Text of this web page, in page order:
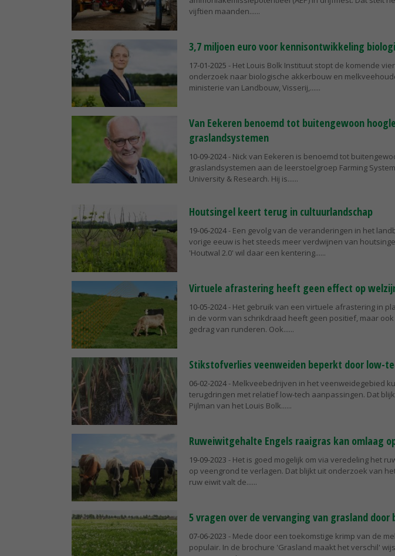
vijftien maanden...
3,7 miljoen euro voor kennisontwikkeling
17-01-2025 - Het Louis Bolk Instituut stopt de komende
onderzoek naar biologische akkerbouw en
ministerie van Landbouw, Visserij,...
Van Eekeren benoemd tot buitengewoon
graslandsystemen
10-09-2024- Nick van Eekeren is benoemd tot
graslandsystemen aan de leerstoelgroep Farming
University & Research. Hij is...
Houtsingel keert terug in cultuurlandschap
19-06-2024- Een gevolg van de veranderingen in het
vorige eeuw is het steeds meer verdwijnen van
'Houtwal 2.0' wil daar een kentering...
Virtuele afrastering heeft geen effect op
10-05-2024- Het gebruik van een virtuele afrastering in
in de vorm van schrikdraad heeft geen positief, maar
gedrag van runderen. Ook...
Stikstofverlies veenweiden beperkt door low-
06-02-2024- Melkveebedrijven in het veenweidegebied
terugdringen met relatief low-tech aanpassingen. Dat
Pijlman van het Louis Bolk...
Ruweiwitgehalte Engels raaigras kan omlaag
19-09-2023 - Het is goed mogelijk om via veredeling het
op veengrond te verlagen. Dat blijkt uit onderzoek van
ruw eiwit valt de...
5 vragen over de vervanging van grasland door
07-06-2023 - Mede door een toekomstige krimp van de
populair. In de brochure 'Grasland maakt het verschil'